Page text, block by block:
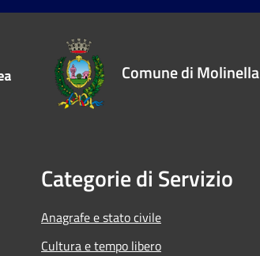
Comune di Molinella
Categorie di Servizio
Anagrafe e stato civile
Cultura e tempo libero